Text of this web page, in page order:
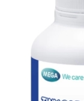
ครีมหน้าใ
ข้อเสื่อม
ดีทอกซ์
Nature's
Nutri